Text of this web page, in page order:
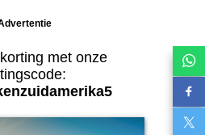
met onze